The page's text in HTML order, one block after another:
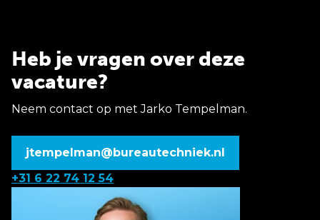
Heb je vragen over deze
vacature?
Neem contact op met Jarko Tempelman.
jtempelman@bureautechniek.nl
+31 6 22 74 12 54